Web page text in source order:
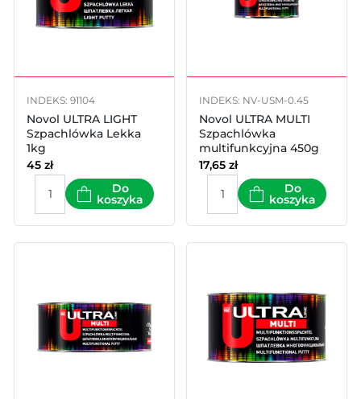
INDEKS: 91104
Novol ULTRA LIGHT
Szpachlówka Lekka
1kg
45 zł
Do
koszyka
INDEKS: NV-USM-0.45
Novol ULTRA MULTI
Szpachlówka
multifunkcyjna 450g
17,65 zł
Do
koszyka